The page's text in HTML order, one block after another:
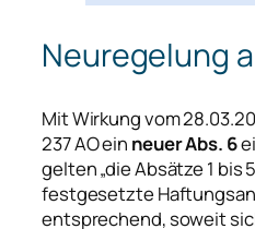
Neuregelung
Mit Wirkung vom
237 AO ein neuer Abs. 6
gelten„die Absätze 1 bis
festgesetzte
entsprechend, soweit